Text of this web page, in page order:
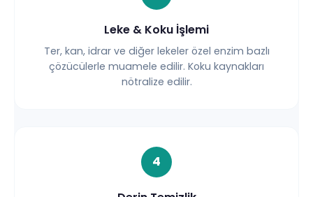
Leke & Koku İşlemi
Ter, kan, idrar ve diğer lekeler özel enzim bazlı
çözücülerle muamele edilir. Koku kaynakları
nötralize edilir.
4